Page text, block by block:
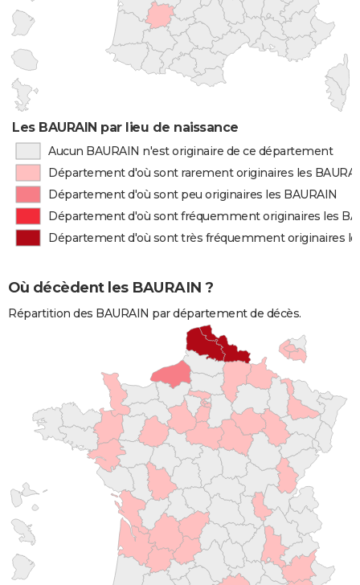
Les BAURAIN par lieu de naissance
Aucun BAURAIN n'est originaire de ce département
Département d'où sont rarement originaires les
Département d'où sont peu originaires les BAURAIN
Département d'où sont fréquemment originaires les
Département d'où sont très fréquemment originaires
Où décèdent les BAURAIN ?
Répartition des BAURAIN par département de décès.